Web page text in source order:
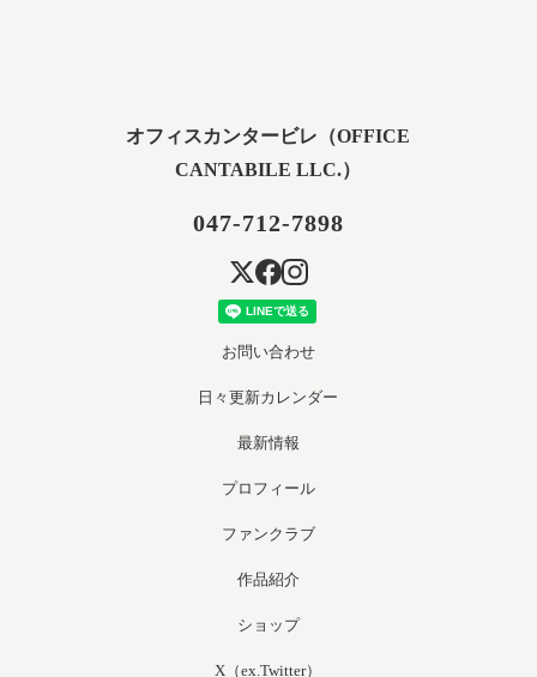
オフィスカンタービレ（OFFICE
CANTABILE LLC.）
047-712-7898
お問い合わせ
日々更新カレンダー
最新情報
プロフィール
ファンクラブ
作品紹介
ショップ
X（ex.Twitter）